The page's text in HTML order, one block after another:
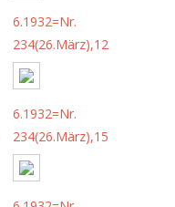
6.1932=Nr.
234(26.März),12
6.1932=Nr.
234(26.März),15